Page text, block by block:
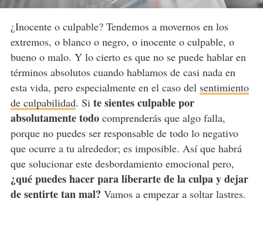
¿Inocente o culpable? Tendemos a movernos en los
extremos, o blanco o negro, o inocente o culpable, o
bueno o malo. Y lo cierto es que no se puede hablar en
términos absolutos cuando hablamos de casi nada en
esta vida, pero especialmente en el caso del sentimiento
de culpabilidad. Si te sientes culpable por
absolutamente todocomprenderás que algo falla,
porque no puedes ser responsable de todo lo negativo
que ocurre a tu alrededor; es imposible. Así que habrá
que solucionar este desbordamiento emocional pero,
¿qué puedes hacer para liberarte de la culpa y dejar
de sentirte tan mal? Vamos a empezar a soltar lastres.